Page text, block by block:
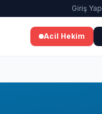
Giriş Yap
Acil Hekim